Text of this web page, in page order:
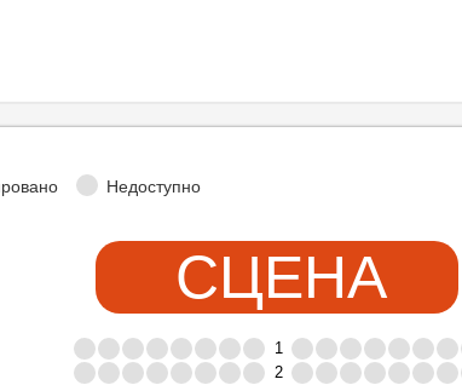
Недоступно
СЦЕНА
1
2